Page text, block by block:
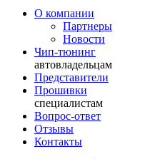
О компании
Партнеры
Новости
Чип-тюнинг
автовладельцам
Представители
Прошивки
специалистам
Вопрос-ответ
Отзывы
Контакты